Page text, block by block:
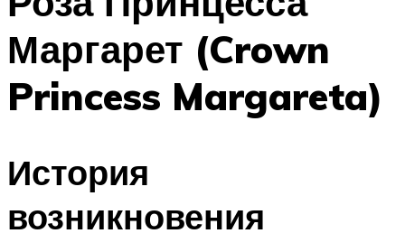
Маргарет (Crown
Princess Margareta)
История
возникновения